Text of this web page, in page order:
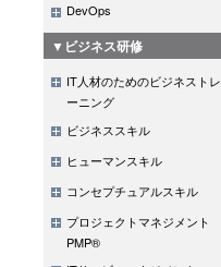
DevOps
▼ビジネス研修
IT人材のためのビジネストレ
ーニング
ビジネススキル
ヒューマンスキル
コンセプチュアルスキル
プロジェクトマネジメント
PMP®